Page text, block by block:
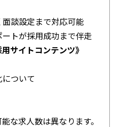
面談設定まで対応可能
トが採用成功まで伴走
サイトコンテンツ》
ついて
な求人数は異なります。